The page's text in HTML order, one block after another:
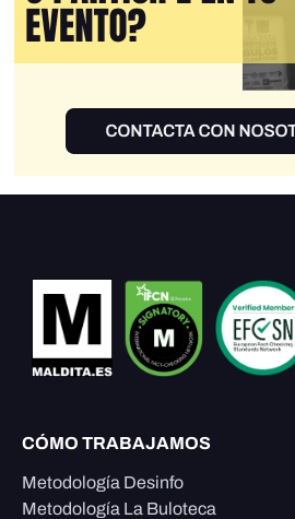
CÓMO TRABAJAMOS
Metodología Desinfo
Metodología La Buloteca